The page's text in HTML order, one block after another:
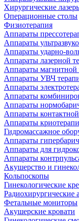
Хирургические
Операционные столы
Физиотерапия
Аппараты
Аппараты
Аппараты ударно-
Аппараты лазерной
Аппараты магнитной
Аппараты УВЧ
Аппараты
Аппараты
Аппараты
Аппараты
Аппараты
Гидромассажное
Аппараты
Аппараты для
Аппараты
Акушерство и
Кольпоскопы
Гинекологические
Радиохирургические
Фетальные мониторы
Акушерские кровати